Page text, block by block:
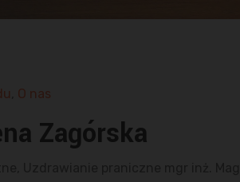
O nas
Zagórska